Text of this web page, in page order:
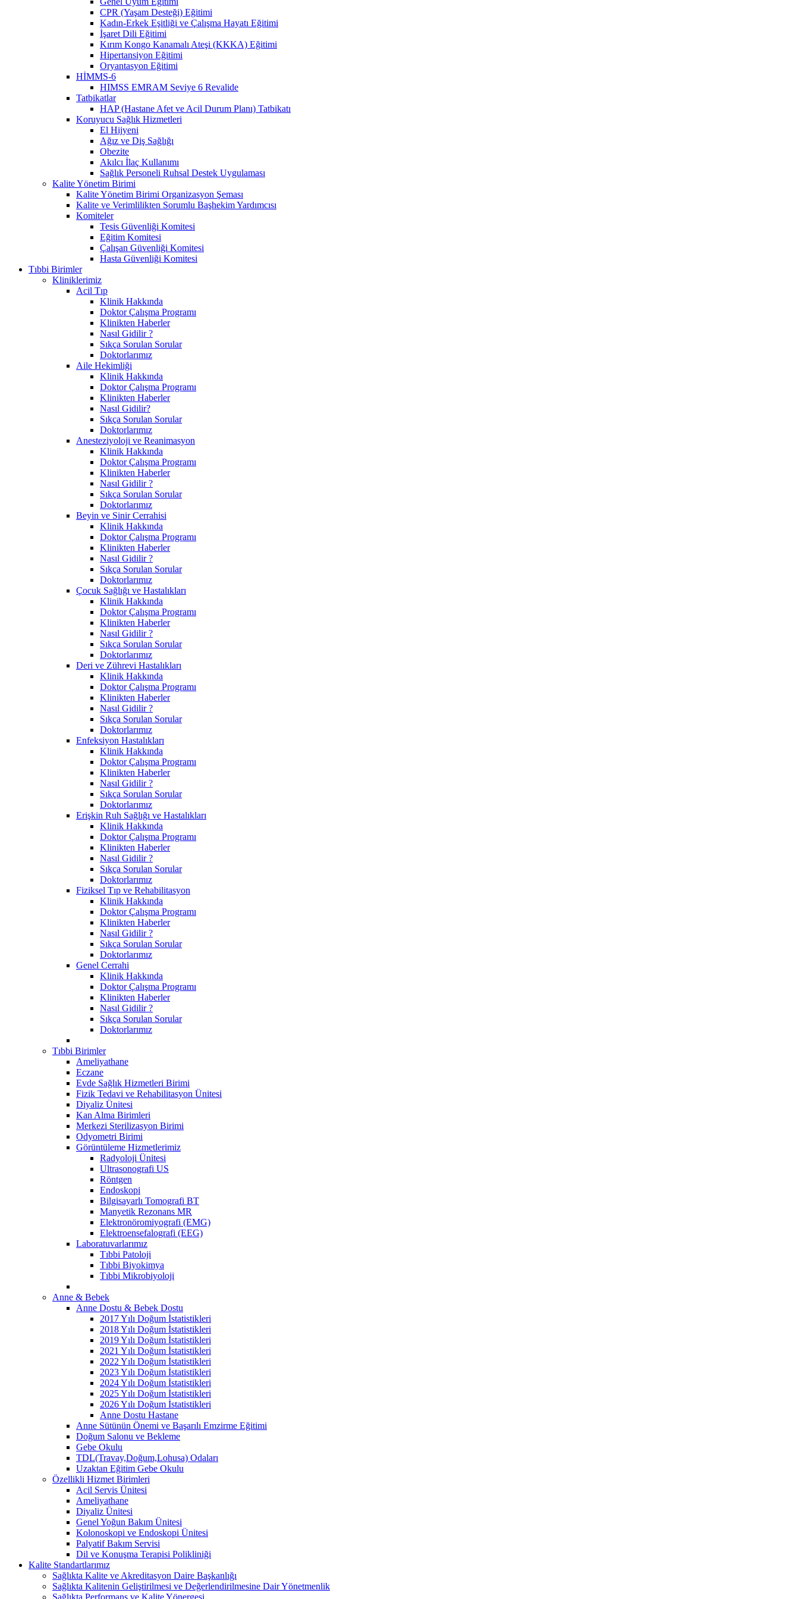
CPR (Yaşam Desteği) Eğitimi
Kadın-Erkek Eşitliği ve Çalışma Hayatı Eğitimi
İşaret Dili Eğitimi
Kırım Kongo Kanamalı Ateşi (KKKA) Eğitimi
Hipertansiyon Eğitimi
Oryantasyon Eğitimi
HİMMS-6
HIMSS EMRAM Seviye 6 Revalide
Tatbikatlar
HAP (Hastane Afet ve Acil Durum Planı) Tatbikatı
Koruyucu Sağlık Hizmetleri
El Hijyeni
Ağız ve Diş Sağlığı
Obezite
Akılcı İlaç Kullanımı
Sağlık Personeli Ruhsal Destek Uygulaması
Kalite Yönetim Birimi
Kalite Yönetim Birimi Organizasyon Şeması
Kalite ve Verimlilikten Sorumlu Başhekim Yardımcısı
Komiteler
Tesis Güvenliği Komitesi
Eğitim Komitesi
Çalışan Güvenliği Komitesi
Hasta Güvenliği Komitesi
Tıbbi Birimler
Kliniklerimiz
Acil Tıp
Klinik Hakkında
Doktor Çalışma Programı
Klinikten Haberler
Nasıl Gidilir ?
Sıkça Sorulan Sorular
Doktorlarımız
Aile Hekimliği
Klinik Hakkında
Doktor Çalışma Programı
Klinikten Haberler
Nasıl Gidilir?
Sıkça Sorulan Sorular
Doktorlarımız
Anesteziyoloji ve Reanimasyon
Klinik Hakkında
Doktor Çalışma Programı
Klinikten Haberler
Nasıl Gidilir ?
Sıkça Sorulan Sorular
Doktorlarımız
Beyin ve Sinir Cerrahisi
Klinik Hakkında
Doktor Çalışma Programı
Klinikten Haberler
Nasıl Gidilir ?
Sıkça Sorulan Sorular
Doktorlarımız
Çocuk Sağlığı ve Hastalıkları
Klinik Hakkında
Doktor Çalışma Programı
Klinikten Haberler
Nasıl Gidilir ?
Sıkça Sorulan Sorular
Doktorlarımız
Deri ve Zührevi Hastalıkları
Klinik Hakkında
Doktor Çalışma Programı
Klinikten Haberler
Nasıl Gidilir ?
Sıkça Sorulan Sorular
Doktorlarımız
Enfeksiyon Hastalıkları
Klinik Hakkında
Doktor Çalışma Programı
Klinikten Haberler
Nasıl Gidilir ?
Sıkça Sorulan Sorular
Doktorlarımız
Erişkin Ruh Sağlığı ve Hastalıkları
Klinik Hakkında
Doktor Çalışma Programı
Klinikten Haberler
Nasıl Gidilir ?
Sıkça Sorulan Sorular
Doktorlarımız
Fiziksel Tıp ve Rehabilitasyon
Klinik Hakkında
Doktor Çalışma Programı
Klinikten Haberler
Nasıl Gidilir ?
Sıkça Sorulan Sorular
Doktorlarımız
Genel Cerrahi
Klinik Hakkında
Doktor Çalışma Programı
Klinikten Haberler
Nasıl Gidilir ?
Sıkça Sorulan Sorular
Doktorlarımız
Tıbbi Birimler
Ameliyathane
Eczane
Evde Sağlık Hizmetleri Birimi
Fizik Tedavi ve Rehabilitasyon Ünitesi
Diyaliz Ünitesi
Kan Alma Birimleri
Merkezi Sterilizasyon Birimi
Odyometri Birimi
Görüntüleme Hizmetlerimiz
Radyoloji Ünitesi
Ultrasonografi US
Röntgen
Endoskopi
Bilgisayarlı Tomografi BT
Manyetik Rezonans MR
Elektronöromiyografi (EMG)
Elektroensefalografi (EEG)
Laboratuvarlarımız
Tıbbi Patoloji
Tıbbi Biyokimya
Tıbbi Mikrobiyoloji
Anne & Bebek
Anne Dostu & Bebek Dostu
2017 Yılı Doğum İstatistikleri
2018 Yılı Doğum İstatistikleri
2019 Yılı Doğum İstatistikleri
2021 Yılı Doğum İstatistikleri
2022 Yılı Doğum İstatistikleri
2023 Yılı Doğum İstatistikleri
2024 Yılı Doğum İstatistikleri
2025 Yılı Doğum İstatistikleri
2026 Yılı Doğum İstatistikleri
Anne Dostu Hastane
Anne Sütünün Önemi ve Başarılı Emzirme Eğitimi
Doğum Salonu ve Bekleme
Gebe Okulu
TDL(Travay,Doğum,Lohusa) Odaları
Uzaktan Eğitim Gebe Okulu
Özellikli Hizmet Birimleri
Acil Servis Ünitesi
Ameliyathane
Diyaliz Ünitesi
Genel Yoğun Bakım Ünitesi
Kolonoskopi ve Endoskopi Ünitesi
Palyatif Bakım Servisi
Dil ve Konuşma Terapisi Polikliniği
Kalite Standartlarımız
Sağlıkta Kalite ve Akreditasyon Daire Başkanlığı
Sağlıkta Kalitenin Geliştirilmesi ve Değerlendirilmesine Dair Yönetmenlik
Sağlıkta Performans ve Kalite Yönergesi